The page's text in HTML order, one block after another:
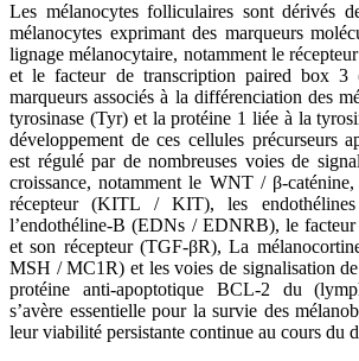
Les mélanocytes folliculaires sont dérivés
mélanocytes exprimant des marqueurs
lignage mélanocytaire, notamment le
et le facteur de transcription paired box 3
marqueurs associés à la différenciation des
tyrosinase (Tyr) et la protéine 1 liée à la
développement de ces cellules précurseurs
est régulé par de nombreuses voies de
croissance, notamment le WNT / β-
récepteur (KITL / KIT), les
l’endothéline-B (EDNs / EDNRB), le
et son récepteur (TGF-βR), La
MSH / MC1R) et les voies de signalisation
protéine anti-apoptotique BCL-2 du
s’avère essentielle pour la survie des
leur viabilité persistante continue au cours du